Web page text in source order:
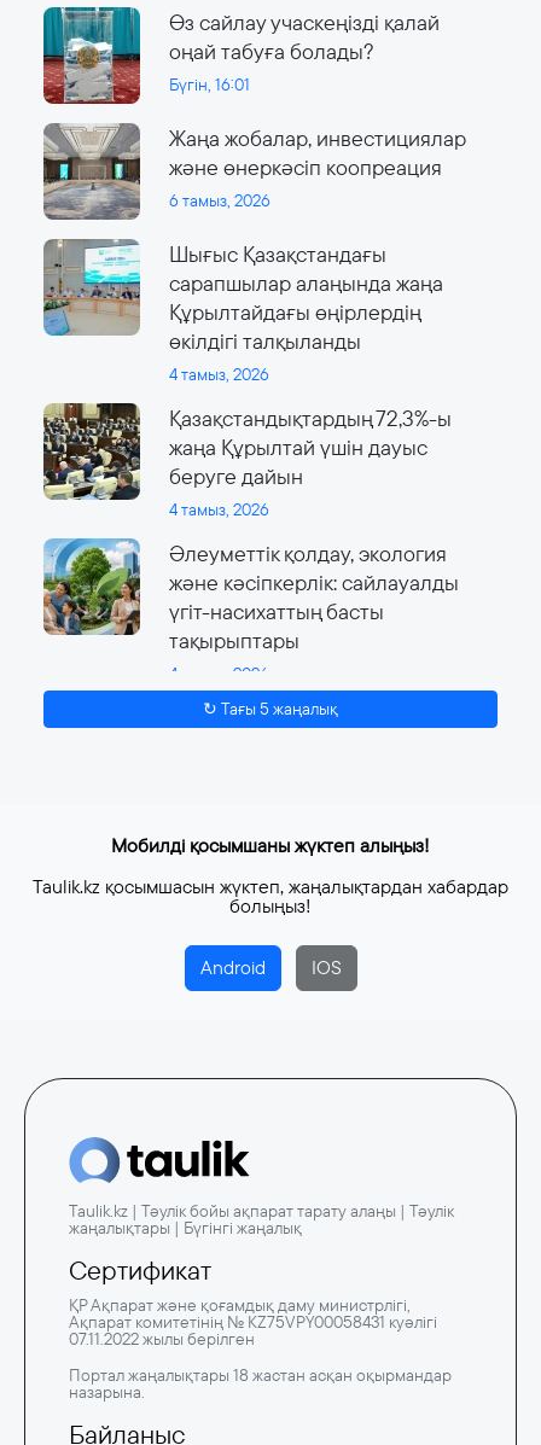
Өз сайлау учаскеңізді қалай
оңай табуға болады?
Бүгін, 16:01
Жаңа жобалар, инвестициялар
және өнеркәсіп коопреация
6 тамыз, 2026
Шығыс Қазақстандағы
сарапшылар алаңында жаңа
Құрылтайдағы өңірлердің
өкілдігі талқыланды
4 тамыз, 2026
Қазақстандықтардың 72,3%-ы
жаңа Құрылтай үшін дауыс
беруге дайын
4 тамыз, 2026
Әлеуметтік қолдау, экология
және кәсіпкерлік: сайлауалды
үгіт-насихаттың басты
тақырыптары
4 тамыз, 2026
↻ Тағы 5 жаңалық
Мобилді қосымшаны жүктеп алыңыз!
Taulik.kz қосымшасын жүктеп, жаңалықтардан хабардар
болыңыз!
Android IOS
Taulik.kz | Тәулік бойы ақпарат тарату алаңы | Тәулік
жаңалықтары | Бүгінгі жаңалық
Сертификат
ҚР Ақпарат және қоғамдық даму министрлігі,
Ақпарат комитетінің № KZ75VPY00058431 куәлігі
07.11.2022 жылы берілген
Портал жаңалықтары 18 жастан асқан оқырмандар
назарына.
Байланыс